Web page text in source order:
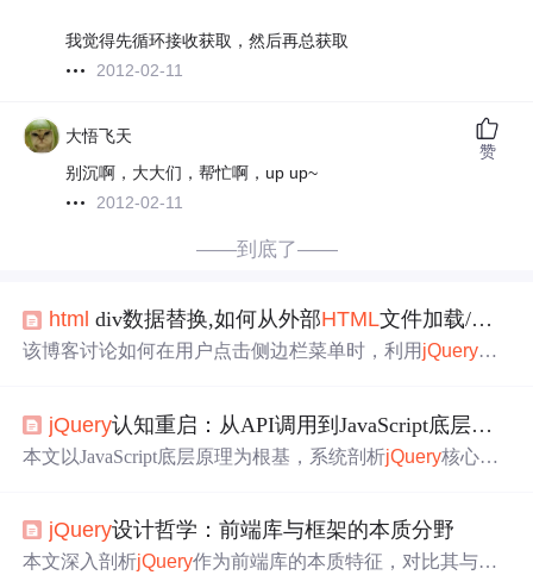
我觉得先循环接收获取，然后再总获取
2012-02-11
大悟飞天
别沉啊，大大们，帮忙啊，up up~
2012-02-11
赞
——到底了——
html div数据替换,如何从外部HTML文件加载/替换整个DIV？
该博客讨论如何在用户点击侧边栏菜单时，利用 jQuery的.
的无缝切换，从而避免了重复代码的问题。
jQuery认知重启：从API调用到JavaScript底层原理
本文以JavaScript底层原理为根基，系统剖析jQuery核心机
漏防控；AJAX封装的XMLHttpRequest到Promise适配逻
辑。通过‘售票大厅’等真实场景，揭示jQuery
作为语法糖背
jQuery设计哲学：前端库与框架的本质分野
本文深入剖析jQuery作为前端库的本质特征，对比其与现